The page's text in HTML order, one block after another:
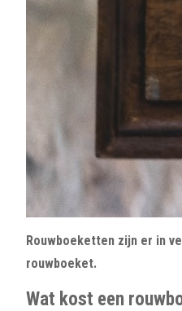
Rouwboeketten zijn er in
rouwboeket.
Wat kost een